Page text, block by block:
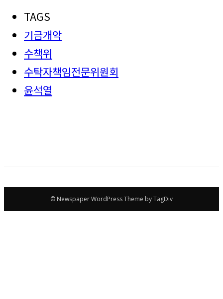
TAGS
기금개악
수책위
수탁자책임전문위원회
윤석열
© Newspaper WordPress Theme by TagDiv